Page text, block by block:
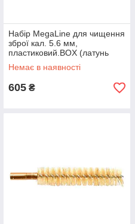
Набір MegaLine для чищення
зброї кал. 5.6 мм,
пластиковий.BOX (латунь
триколінний) 08/40022
Немає в наявності
605 ₴